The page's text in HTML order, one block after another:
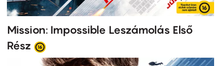
Mission: Impossible Leszámolás Első
Rész